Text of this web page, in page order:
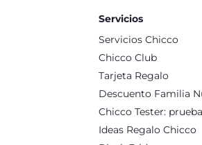
Servicios
Servicios Chicco
Chicco Club
Tarjeta Regalo
Descuento Familia
Chicco Tester:
Ideas Regalo Chicco